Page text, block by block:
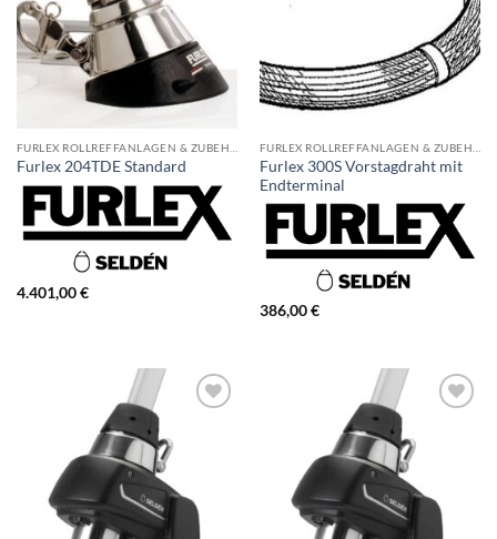
Furlex 204TDE Standard
4.401,00€
Furlex 300S Vorstagdraht mit
Endterminal
386,00€